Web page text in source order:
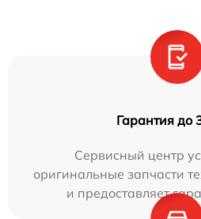
Гарантия до
Сервисный центр
оригинальные запчасти
и предоставляет